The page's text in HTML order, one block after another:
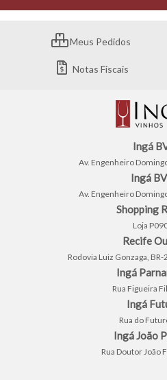
Meus Pedidos
Notas Fiscais
Ingá
Av. Engenheiro
Ingá
Av. Engenheiro
Shopping
Loja
Recife
Rodovia Luiz Gonzaga,
Ingá
Rua Figueira
Ingá
Rua do
Ingá João
Rua Doutor João